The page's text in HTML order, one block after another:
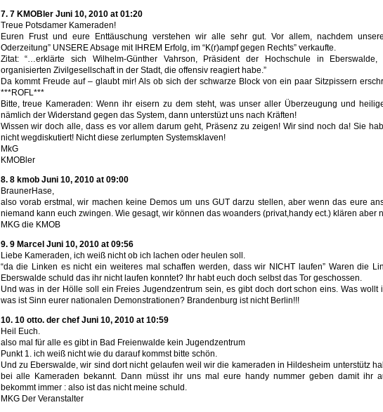
7. 7 KMOBler Juni 10, 2010 at 01:20
Treue Potsdamer Kameraden!
Euren Frust und eure Enttäuschung verstehen wir alle sehr gut. Vor allem, nachdem
Oderzeitung” UNSERE Absage mit IHREM Erfolg, im “K(r)ampf gegen Rechts” verkaufte.
Zitat: “…erklärte sich Wilhelm-Günther Vahrson, Präsident der Hochschule in
organisierten Zivilgesellschaft in der Stadt, die offensiv reagiert habe.”
Da kommt Freude auf – glaubt mir! Als ob sich der schwarze Block von ein paar Sitzpissern
***ROFL***
Bitte, treue Kameraden: Wenn ihr eisern zu dem steht, was unser aller Überzeugung und
nämlich der Widerstand gegen das System, dann unterstüzt uns nach Kräften!
Wissen wir doch alle, dass es vor allem darum geht, Präsenz zu zeigen! Wir sind noch da! Sie
nicht wegdiskutiert! Nicht diese zerlumpten Systemsklaven!
MkG
KMOBler
8. 8 kmob Juni 10, 2010 at 09:00
BraunerHase,
also vorab erstmal, wir machen keine Demos um uns GUT darzu stellen, aber wenn das eure
niemand kann euch zwingen. Wie gesagt, wir können das woanders (privat,handy ect.) klären aber
MKG die KMOB
9. 9 Marcel Juni 10, 2010 at 09:56
Liebe Kameraden, ich weiß nicht ob ich lachen oder heulen soll.
“da die Linken es nicht ein weiteres mal schaffen werden, dass wir NICHT laufen” Waren die
Eberswalde schuld das ihr nicht laufen konntet? Ihr habt euch doch selbst das Tor geschossen.
Und was in der Hölle soll ein Freies Jugendzentrum sein, es gibt doch dort schon eins. Was wollt
was ist Sinn eurer nationalen Demonstrationen? Brandenburg ist nicht Berlin!!!
10. 10 otto. der chef Juni 10, 2010 at 10:59
Heil Euch.
also mal für alle es gibt in Bad Freienwalde kein Jugendzentrum
Punkt 1. ich weiß nicht wie du darauf kommst bitte schön.
Und zu Eberswalde, wir sind dort nicht gelaufen weil wir die kameraden in Hildesheim unterstütz
bei alle Kameraden bekannt. Dann müsst ihr uns mal eure handy nummer geben damit ihr
bekommt immer : also ist das nicht meine schuld.
MKG Der Veranstalter